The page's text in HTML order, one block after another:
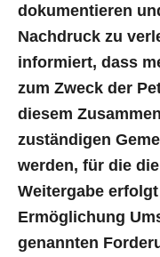
dokumentieren
Nachdruck zu
informiert, dass
zum Zweck der
diesem
zuständigen
werden, für die
Weitergabe
Ermöglichung
genannten